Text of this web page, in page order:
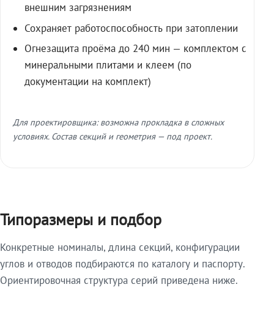
внешним загрязнениям
Сохраняет работоспособность при затоплении
Огнезащита проёма до 240 мин — комплектом с
минеральными плитами и клеем (по
документации на комплект)
Для проектировщика: возможна прокладка в сложных
условиях. Состав секций и геометрия — под проект.
Типоразмеры и подбор
Конкретные номиналы, длина секций, конфигурации
углов и отводов подбираются по каталогу и паспорту.
Ориентировочная структура серий приведена ниже.